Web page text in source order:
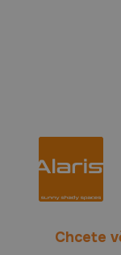
Chcete